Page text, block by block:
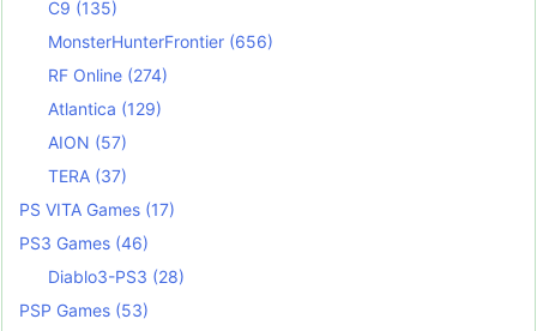
C9 (135)
MonsterHunterFrontier (656)
RF Online (274)
Atlantica (129)
AION (57)
TERA (37)
PS VITA Games (17)
PS3 Games (46)
Diablo3-PS3 (28)
PSP Games (53)